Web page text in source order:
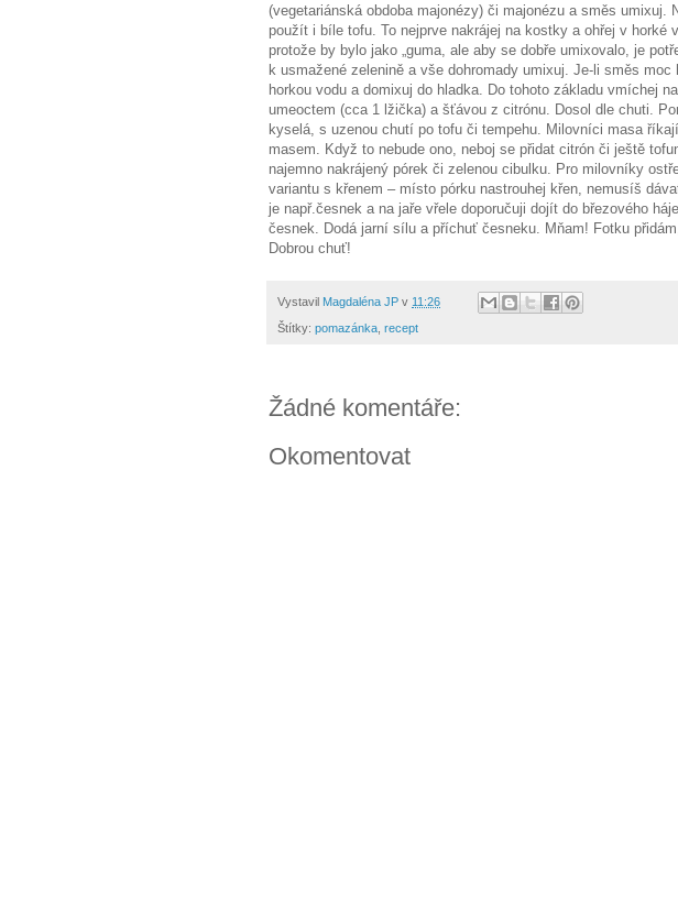
(vegetariánská obdoba majonézy) či majonézu a směs umixuj.
použít i bíle tofu. To nejprve nakrájej na kostky a ohřej v horké
protože by bylo jako „guma, ale aby se dobře umixovalo, je
k usmažené zelenině a vše dohromady umixuj. Je-li směs moc
horkou vodu a domixuj do hladka. Do tohoto základu vmíchej
umeoctem (cca 1 lžička) a šťávou z citrónu. Dosol dle chuti.
kyselá, s uzenou chutí po tofu či tempehu. Milovníci masa
masem. Když to nebude ono, neboj se přidat citrón či ještě
najemno nakrájený pórek či zelenou cibulku. Pro milovníky
variantu s křenem – místo pórku nastrouhej křen, nemusíš
je např.česnek a na jaře vřele doporučuji dojít do březového
česnek. Dodá jarní sílu a příchuť česneku. Mňam! Fotku
Dobrou chuť!
Vystavil Magdaléna JP v 11:26
Štítky: pomazánka recept
Žádné komentáře:
Okomentovat